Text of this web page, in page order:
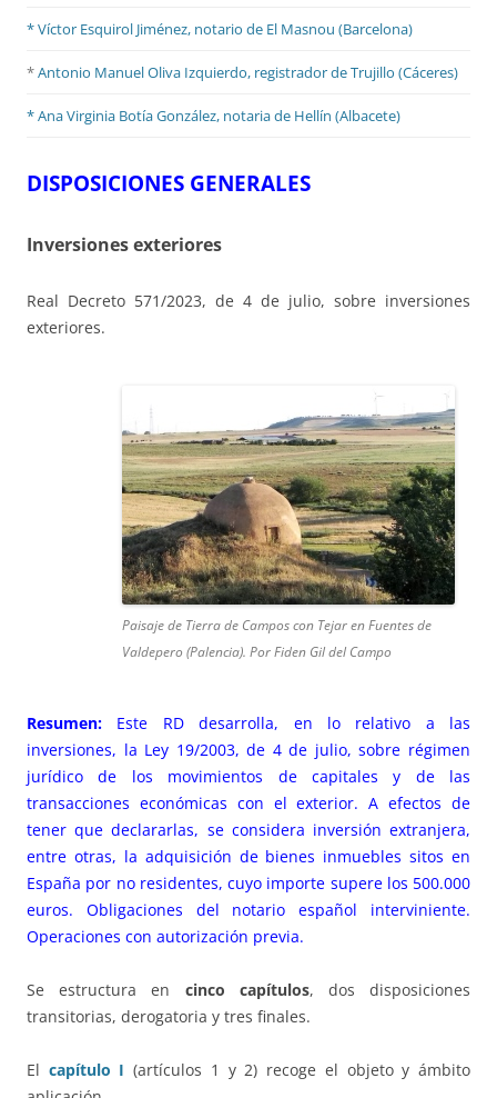
* Víctor Esquirol Jiménez, notario de El Masnou (Barcelona)
*Antonio Manuel Oliva Izquierdo, registrador de Trujillo (Cáceres)
* Ana Virginia Botía González, notaria de Hellín (Albacete)
DISPOSICIONES GENERALES
Inversiones exteriores
Real Decreto 571/2023, de 4 de julio, sobre inversiones
exteriores.
Paisaje de Tierra de Campos con Tejar en Fuentes de
Valdepero (Palencia). Por Fiden Gil del Campo
Resumen: Este RD desarrolla, en lo relativo a las
inversiones, la Ley 19/2003, de 4 de julio, sobre régimen
jurídico de los movimientos de capitales y de las
transacciones económicas con el exterior. A efectos de
tener que declararlas, se considera inversión extranjera,
entre otras, la adquisición de bienes inmuebles sitos en
España por no residentes, cuyo importe supere los 500.000
euros. Obligaciones del notario español interviniente.
Operaciones con autorización previa.
Se estructura en cinco capítulos, dos disposiciones
transitorias, derogatoria y tres finales.
El capítulo I (artículos 1 y 2) recoge el objeto y ámbito